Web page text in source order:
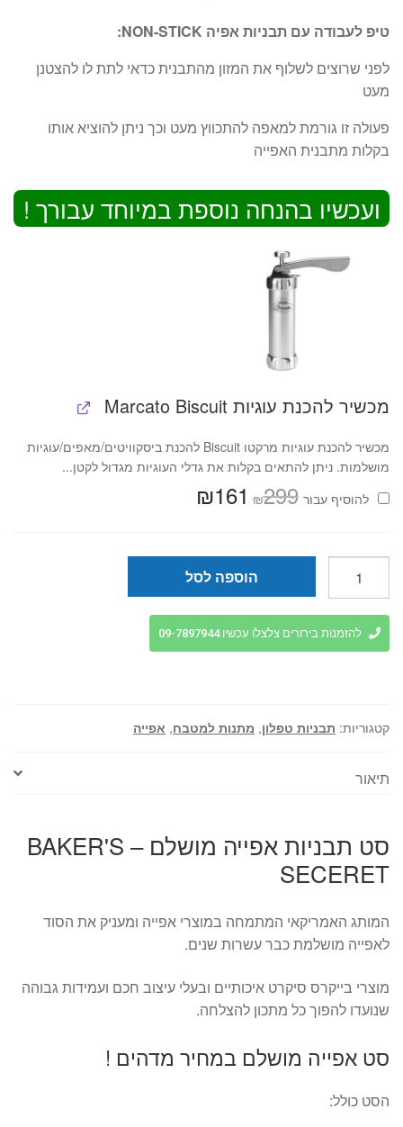
טיפ לעבודה עם תבניות אפיה NON-STICK:
לפני שרוצים לשלוף את המזון מהתבנית כדאי לתת לו להצטנן
מעט
פעולה זו גורמת למאפה להתכווץ מעט וכך ניתן להוציא אותו
בקלות מתבנית האפייה
ועכשיו בהנחה נוספת במיוחד עבורך !
מכשיר להכנת עוגיות Marcato Biscuit
מכשיר להכנת עוגיות מרקטו Biscuit להכנת ביסקוויטים/מאפים/עוגיות
מושלמות. ניתן להתאים בקלות את גדלי העוגיות מגדול לקטן...
להוסיף⁦⁩ עבור
₪299 המחיר
המקורי₪161
סט
תבניות
אפייה
BAKER'S
הוספה לסל
להזמנות בירורים צלצלו עכשיו 09-7897944
קטגוריות: תבניות טפלון, מתנות למטבח, אפייה
תיאור
סט תבניות אפייה מושלם – BAKER'S
SECERET
המותג האמריקאי המתמחה במוצרי אפייה ומעניק את הסוד
לאפייה מושלמת כבר עשרות שנים.
מוצרי בייקרס סיקרט איכותיים ובעלי עיצוב חכם ועמידות גבוהה
שנועדו להפוך כל מתכון להצלחה.
סט אפייה מושלם במחיר מדהים !
הסט כולל: